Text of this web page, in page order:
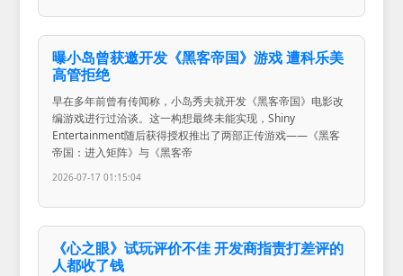
曝小岛曾获邀开发《黑客帝国》游戏 遭科乐美
高管拒绝
早在多年前曾有传闻称，小岛秀夫就开发《黑客帝国》电影改
编游戏进行过洽谈。这一构想最终未能实现，Shiny
Entertainment随后获得授权推出了两部正传游戏——《黑客
帝国：进入矩阵》与《黑客帝
2026-07-17 01:15:04
《心之眼》试玩评价不佳 开发商指责打差评的
人都收了钱